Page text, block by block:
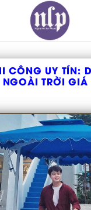
CÔNG UY TÍN:
NGOÀI TRỜI GIÁ